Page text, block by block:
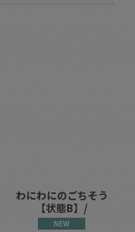
わにわにのごちそう
【状態B】/